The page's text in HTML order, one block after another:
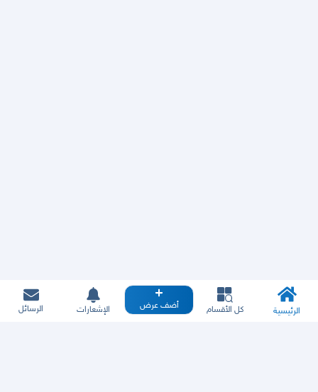
الرئيسية كل الأقسام أضف عرض الإشعارات الرسائل